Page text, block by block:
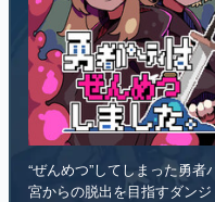
“ぜんめつ”してしまった勇
宮からの脱出を目指すダン
い/いいえ」しか喋れず、魔
い人形になっていて、僧侶
選ぶのは、あなたです。